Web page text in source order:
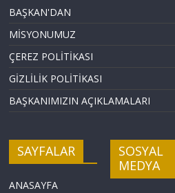
BAŞKAN'DAN
MİSYONUMUZ
ÇEREZ POLİTİKASI
GİZLİLİK POLİTİKASI
BAŞKANIMIZIN AÇIKLAMALARI
SAYFALAR
ANASAYFA
SOSYAL
MEDYA